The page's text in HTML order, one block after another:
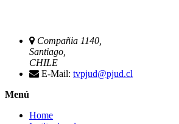
Compañia 1140,
Santiago,
CHILE
E-Mail: tvpjud@pjud.cl
Menú
Home